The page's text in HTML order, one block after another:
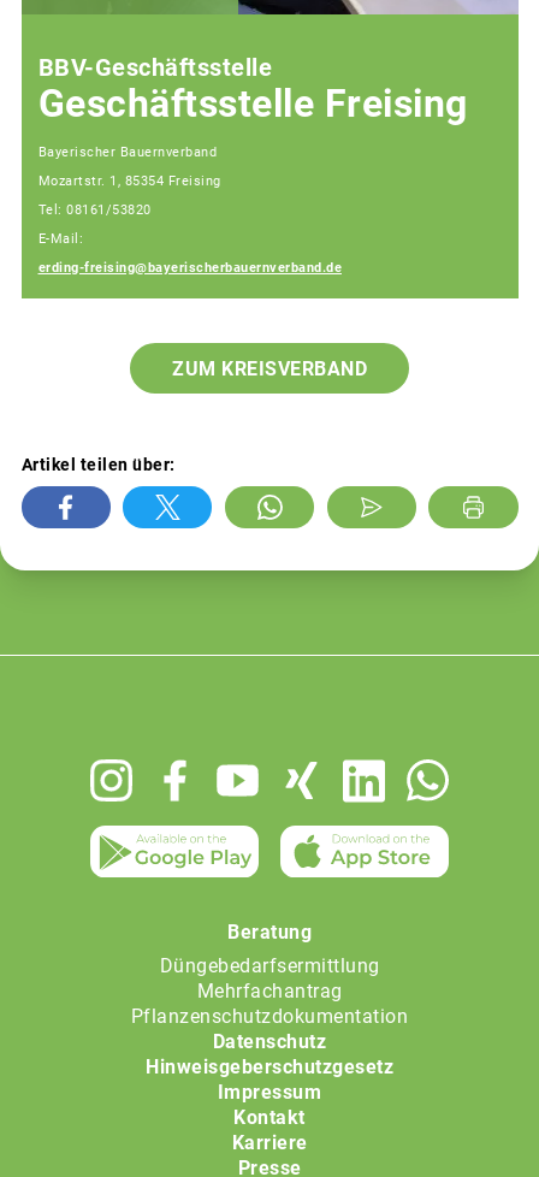
BBV-Geschäftsstelle
Geschäftsstelle Freising
Bayerischer Bauernverband
Mozartstr. 1, 85354 Freising
Tel: 08161/53820
E-Mail:
erding-freising@bayerischerbauernverband.de
ZUM KREISVERBAND
Artikel teilen über:
Beratung
Düngebedarfsermittlung
Mehrfachantrag
Pflanzenschutzdokumentation
Datenschutz
Hinweisgeberschutzgesetz
Impressum
Kontakt
Karriere
Presse